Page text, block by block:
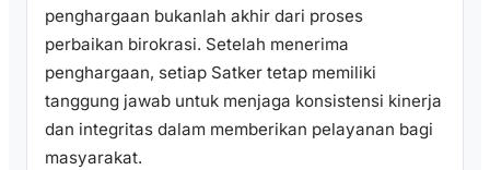
penghargaan bukanlah akhir dari proses
perbaikan birokrasi. Setelah menerima
penghargaan, setiap Satker tetap memiliki
tanggung jawab untuk menjaga konsistensi kinerja
dan integritas dalam memberikan pelayanan bagi
masyarakat.